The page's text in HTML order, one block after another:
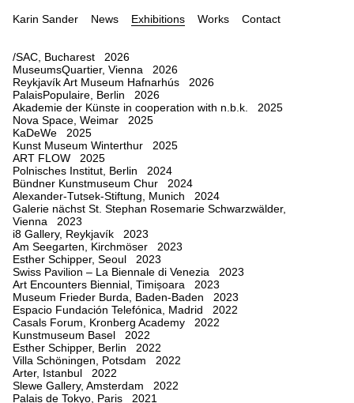
Karin Sander News Exhibitions Works Contact
/SAC, Bucharest 2026
MuseumsQuartier, Vienna 2026
Reykjavík Art Museum Hafnarhús 2026
PalaisPopulaire, Berlin 2026
Akademie der Künste in cooperation with n.b.k. 2025
Nova Space, Weimar 2025
KaDeWe 2025
Kunst Museum Winterthur 2025
ART FLOW 2025
Polnisches Institut, Berlin 2024
Bündner Kunstmuseum Chur 2024
Alexander-Tutsek-Stiftung, Munich 2024
Galerie nächst St. Stephan Rosemarie Schwarzwälder,
Vienna 2023
i8 Gallery, Reykjavík 2023
Am Seegarten, Kirchmöser 2023
Esther Schipper, Seoul 2023
Swiss Pavilion – La Biennale di Venezia 2023
Art Encounters Biennial, Timișoara 2023
Museum Frieder Burda, Baden-Baden 2023
Espacio Fundación Telefónica, Madrid 2022
Casals Forum, Kronberg Academy 2022
Kunstmuseum Basel 2022
Esther Schipper, Berlin 2022
Villa Schöningen, Potsdam 2022
Arter, Istanbul 2022
Slewe Gallery, Amsterdam 2022
Palais de Tokyo, Paris 2021